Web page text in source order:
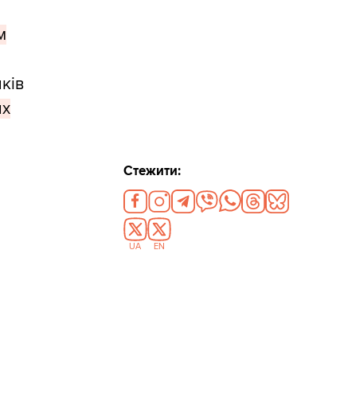
Стежити:
UA EN